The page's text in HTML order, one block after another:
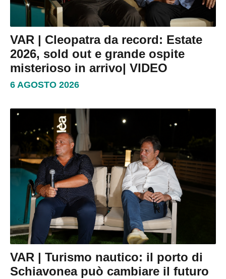
VAR | Cleopatra da record: Estate
2026, sold out e grande ospite
misterioso in arrivo| VIDEO
6 AGOSTO 2026
VAR | Turismo nautico: il porto di
Schiavonea può cambiare il futuro